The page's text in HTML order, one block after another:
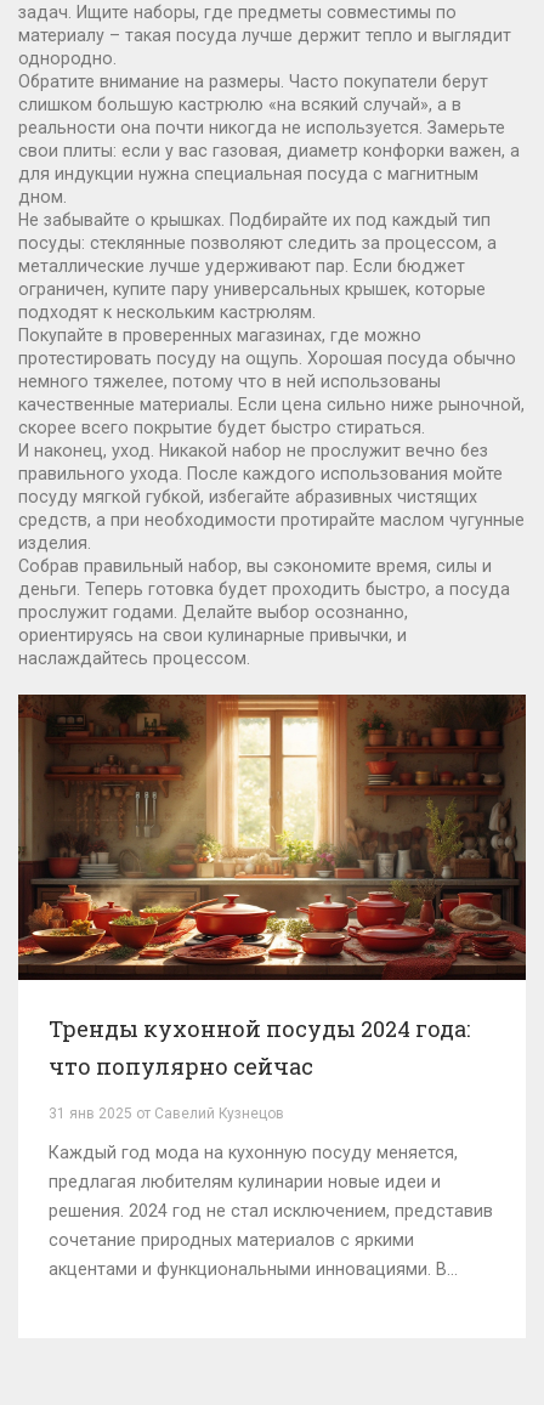
задач. Ищите наборы, где предметы совместимы по
материалу – такая посуда лучше держит тепло и выглядит
однородно.
Обратите внимание на размеры. Часто покупатели берут
слишком большую кастрюлю «на всякий случай», а в
реальности она почти никогда не используется. Замерьте
свои плиты: если у вас газовая, диаметр конфорки важен, а
для индукции нужна специальная посуда с магнитным
дном.
Не забывайте о крышках. Подбирайте их под каждый тип
посуды: стеклянные позволяют следить за процессом, а
металлические лучше удерживают пар. Если бюджет
ограничен, купите пару универсальных крышек, которые
подходят к нескольким кастрюлям.
Покупайте в проверенных магазинах, где можно
протестировать посуду на ощупь. Хорошая посуда обычно
немного тяжелее, потому что в ней использованы
качественные материалы. Если цена сильно ниже рыночной,
скорее всего покрытие будет быстро стираться.
И наконец, уход. Никакой набор не прослужит вечно без
правильного ухода. После каждого использования мойте
посуду мягкой губкой, избегайте абразивных чистящих
средств, а при необходимости протирайте маслом чугунные
изделия.
Собрав правильный набор, вы сэкономите время, силы и
деньги. Теперь готовка будет проходить быстро, а посуда
прослужит годами. Делайте выбор осознанно,
ориентируясь на свои кулинарные привычки, и
наслаждайтесь процессом.
Тренды кухонной посуды 2024 года:
что популярно сейчас
31 янв 2025 от Савелий Кузнецов
Каждый год мода на кухонную посуду меняется,
предлагая любителям кулинарии новые идеи и
решения. 2024 год не стал исключением, представив
сочетание природных материалов с яркими
акцентами и функциональными инновациями. В